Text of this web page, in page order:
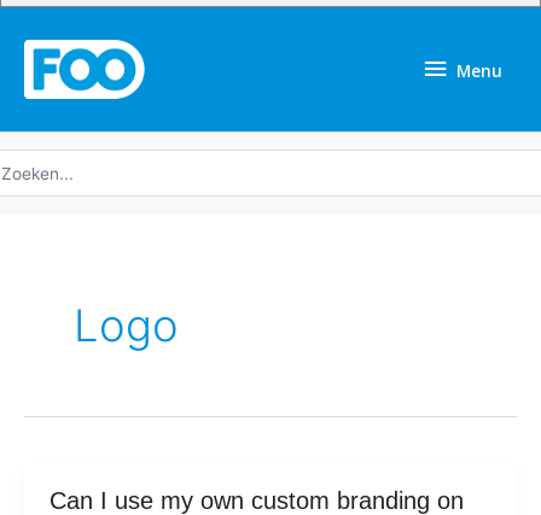
Menu
Logo
Can I use my own custom branding on
Can